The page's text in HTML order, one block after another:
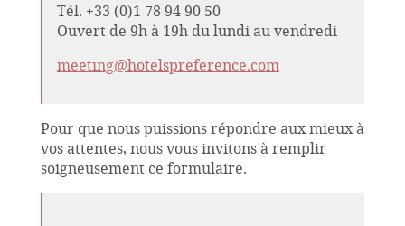
Tél. +33 (0)1 78 94 90 50
Ouvert de 9h à 19h du lundi au vendredi
meeting@hotelspreference.com
Pour que nous puissions répondre aux mieux à
vos attentes, nous vous invitons à remplir
soigneusement ce formulaire.